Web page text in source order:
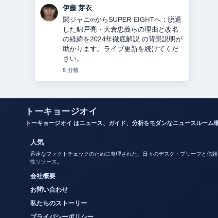
鈴木 蒼
教会とは？意味・役割・宗派の違いを
徹底解説 の報道は丁寧で、流れを追い
やすいです。
7 分前
トーキョージオイ はニュース、ガイド、分析をモダンなニュースルー
人気
迅速なファクトチェックのために整理された、日々のデスク・ブリーフと信頼
性リソース。
会社概要
お問い合わせ
私たちのストーリー
プライバシーポリシー
クッキーポリシー